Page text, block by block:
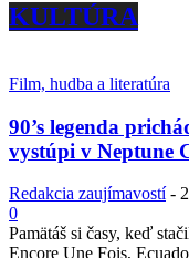
KULTÚRA
Film, hudba a literatúra
90’s legenda
vystúpi v Neptune
Redakcia zaujímavostí -
0
Pamätáš si časy, keď
Encore Une Fois,